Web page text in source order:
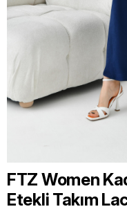
FTZ Women
Etekli Takım